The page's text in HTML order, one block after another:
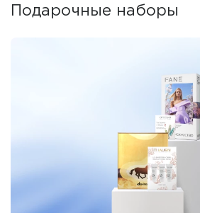
Подарочные наборы